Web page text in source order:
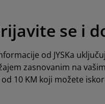
se i
od JYSKa
zasnovanim na
10 KM koji možete